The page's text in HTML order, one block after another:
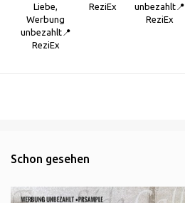
Liebe,
Werbung
unbezahlt📍
ReziEx
ReziEx
unbezahlt📍
ReziEx
Schon gesehen